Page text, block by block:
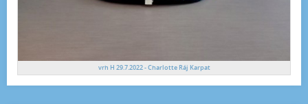
vrh H 29.7.2022 - Charlotte Ráj Karpat